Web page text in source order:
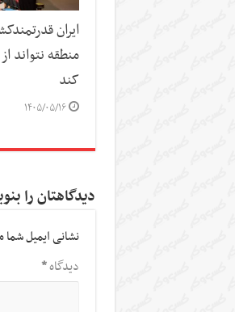
ایران
منطقه نتواند
کند
۱۴۰۵/۰۵/۱۶
دیدگاهتان را
نشانی ایمیل
دیدگاه*